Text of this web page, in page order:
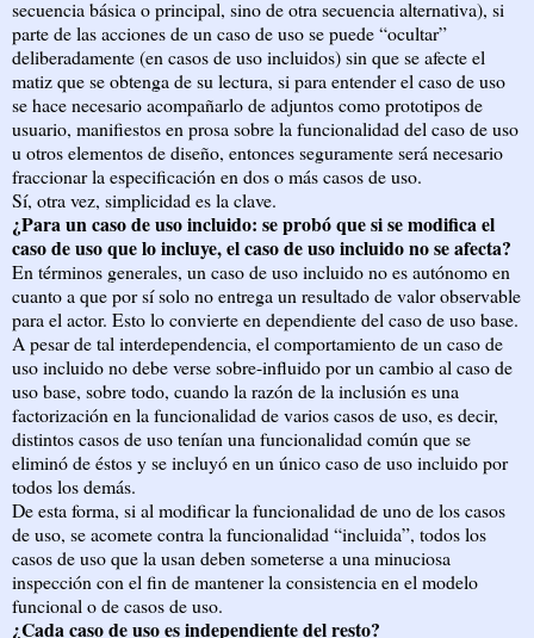
secuencia básica o principal, sino de otra secuencia alternativa), si
parte de las acciones de un caso de uso se puede “ocultar”
deliberadamente (en casos de uso incluidos) sin que se afecte el
matiz que se obtenga de su lectura, si para entender el caso de uso
se hace necesario acompañarlo de adjuntos como prototipos de
usuario, manifiestos en prosa sobre la funcionalidad del caso de uso
u otros elementos de diseño, entonces seguramente será necesario
fraccionar la especificación en dos o más casos de uso.
Sí, otra vez, simplicidad es la clave.
¿Para un caso de uso incluido: se probó que si se modifica el
caso de uso que lo incluye, el caso de uso incluido no se afecta?
En términos generales, un caso de uso incluido no es autónomo en
cuanto a que por sí solo no entrega un resultado de valor observable
para el actor. Esto lo convierte en dependiente del caso de uso base.
A pesar de tal interdependencia, el comportamiento de un caso de
uso incluido no debe verse sobre-influido por un cambio al caso de
uso base, sobre todo, cuando la razón de la inclusión es una
factorización en la funcionalidad de varios casos de uso, es decir,
distintos casos de uso tenían una funcionalidad común que se
eliminó de éstos y se incluyó en un único caso de uso incluido por
todos los demás.
De esta forma, si al modificar la funcionalidad de uno de los casos
de uso, se acomete contra la funcionalidad “incluida”, todos los
casos de uso que la usan deben someterse a una minuciosa
inspección con el fin de mantener la consistencia en el modelo
funcional o de casos de uso.
¿Cada caso de uso es independiente del resto?